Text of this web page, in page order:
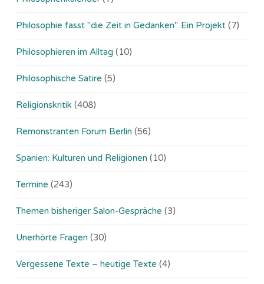
Philosophie fasst "die Zeit in Gedanken". Ein Projekt (7)
Philosophieren im Alltag (10)
Philosophische Satire (5)
Religionskritik (408)
Remonstranten Forum Berlin (56)
Spanien: Kulturen und Religionen (10)
Termine (243)
Themen bisheriger Salon-Gespräche (3)
Unerhörte Fragen (30)
Vergessene Texte – heutige Texte (4)